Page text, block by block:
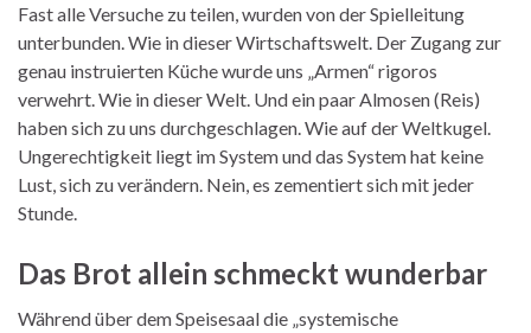
Fast alle Versuche zu teilen, wurden von der Spielleitung
unterbunden. Wie in dieser Wirtschaftswelt. Der Zugang zur
genau instruierten Küche wurde uns „Armen“ rigoros
verwehrt. Wie in dieser Welt. Und ein paar Almosen (Reis)
haben sich zu uns durchgeschlagen. Wie auf der Weltkugel.
Ungerechtigkeit liegt im System und das System hat keine
Lust, sich zu verändern. Nein, es zementiert sich mit jeder
Stunde.
Das Brot allein schmeckt wunderbar
Während über dem Speisesaal die „systemische